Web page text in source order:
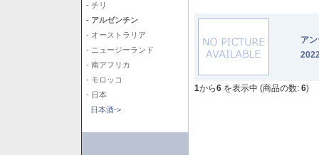
- チリ
- アルゼンチン
- オーストラリア
- ニュージーランド
- 南アフリカ
- モロッコ
- 日本
日本酒->
ア
1から6 を表示中 (商品の数: 6)